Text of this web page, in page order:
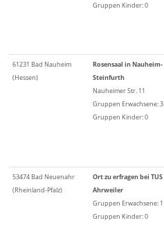
Gruppen Kinder: 0
61231 Bad Nauheim
(Hessen)
Rosensaal in Nauheim-
Steinfurth
Nauheimer Str. 11
Gruppen Erwachsene: 3
Gruppen Kinder: 0
53474 Bad Neuenahr
(Rheinland-Pfalz)
Ort zu erfragen bei TUS
Ahrweiler
Gruppen Erwachsene: 1
Gruppen Kinder: 0